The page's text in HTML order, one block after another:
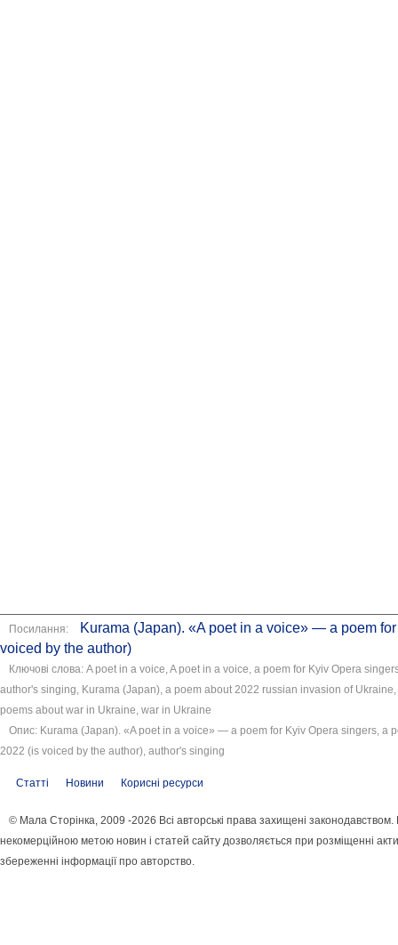
Посилання:
Kurama (Japan). «A poet in a voice​​» — a poem
voiced by the author)
Ключові слова: A poet in a voice, A poet in a voice​​, a poem for Kyiv Opera
author's singing, Kurama (Japan), a poem about 2022 russian invasion of
poems about war in Ukraine, war in Ukraine
Опис: Kurama (Japan). «A poet in a voice​​» — a poem for Kyiv Opera singers, a
2022 (is voiced by the author), author's singing
Статті Новини Корисні ресурси
© Мала Сторінка, 2009 -2026 Всі авторські права захищені
некомерційною метою новин і статей сайту дозволяється при розміщенні
збереженні інформації про авторство.